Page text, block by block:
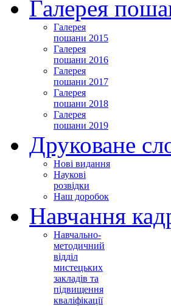
Галерея
Галерея
пошани 2015
Галерея
пошани 2016
Галерея
пошани 2017
Галерея
пошани 2018
Галерея
пошани 2019
Друковане
Нові видання
Наукові
розвідки
Наш доробок
Навчання
Навчально-
методичний
відділ
мистецьких
закладів та
підвищення
кваліфікації